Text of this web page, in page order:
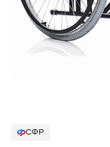
СФР